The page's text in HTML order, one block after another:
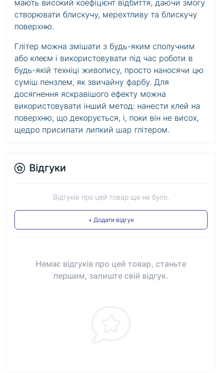
мають високий коефіцієнт відбиття, даючи змогу
створювати блискучу, мерехтливу та блискучу
поверхню.
Глітер можна змішати з будь-яким сполучним
або клеєм і використовувати під час роботи в
будь-якій техніці живопису, просто наносячи цю
суміш пензлем, як звичайну фарбу. Для
досягнення яскравішого ефекту можна
використовувати інший метод: нанести клей на
поверхню, що декорується, і, поки він не висох,
щедро присипати липкий шар глітером.
Відгуки
Відгуків про цей товар ще не було.
+ Додати відгук
Немає відгуків про цей товар, станьте
першим, залиште свій відгук.